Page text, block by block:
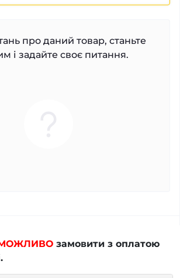
про даний товар, станьте
і задайте своє питання.
замовити з оплатою